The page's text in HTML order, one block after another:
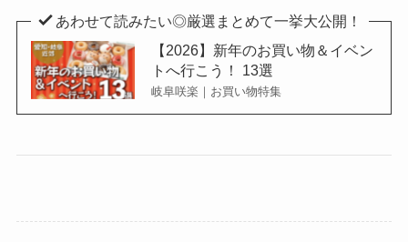
あわせて読みたい◎厳選まとめて一挙大公開！
【2026】新年のお買い物＆イベン
トへ行こう！ 13選
岐阜咲楽｜お買い物特集